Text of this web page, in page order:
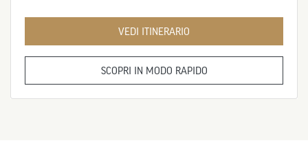
VEDI ITINERARIO
SCOPRI IN MODO RAPIDO